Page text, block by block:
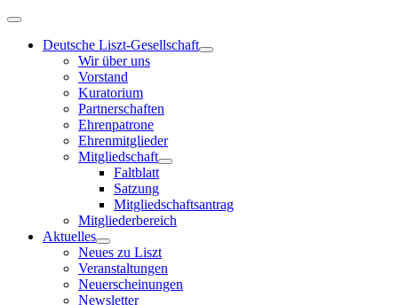
Deutsche Liszt-Gesellschaft
Wir über uns
Vorstand
Kuratorium
Partnerschaften
Ehrenpatrone
Ehrenmitglieder
Mitgliedschaft
Faltblatt
Satzung
Mitgliedschaftsantrag
Mitgliederbereich
Aktuelles
Neues zu Liszt
Veranstaltungen
Neuerscheinungen
Newsletter